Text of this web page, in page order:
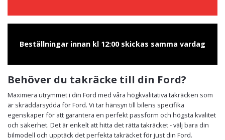
Beställningar innan kl 12:00 skickas samma vardag
Behöver du takräcke till din Ford?
Maximera utrymmet i din Ford med våra högkvalitativa takräcken som
är skräddarsydda för Ford. Vi tar hänsyn till bilens specifika
egenskaper för att garantera en perfekt passform och högsta kvalitet
och säkerhet. Det är enkelt att hitta det rätta takräcket - välj bara din
bilmodell och upptäck det perfekta takräcket för just din Ford.